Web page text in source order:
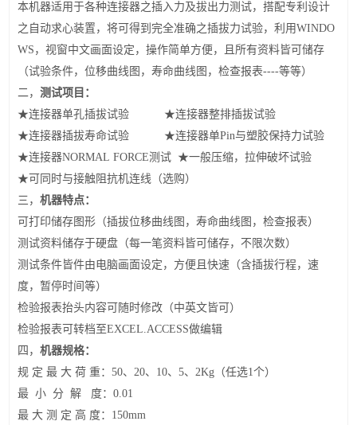
本机器适用于各种连接器之插入力及拔出力测试，搭配专利设计
之自动求心装置，将可得到完全准确之插拔力试验，利用WINDO
WS ，视窗中文画面设定，操作简单方便，且所有资料皆可储存
（试验条件，位移曲线图，寿命曲线图，检查报表----等等）
二，测试项目：
★连接器单孔插拔试验 ★连接器整排插拔试验
★连接器插拔寿命试验 ★连接器单Pin与塑胶保持力试验
★连接器NORMAL FORCE测试 ★一般压缩，拉伸破坏试验
★可同时与接触阻抗机连线（选购）
三，机器特点：
可打印储存图形（插拔位移曲线图，寿命曲线图，检查报表）
测试资料储存于硬盘（每一笔资料皆可储存，不限次数）
测试条件皆件由电脑画面设定，方便且快速（含插拔行程，速
度，暂停时间等）
检验报表抬头内容可随时修改（中英文皆可）
检验报表可转档至EXCEL.ACCESS做编辑
四，机器规格：
规 定 最 大 荷 重：50、20、 10、5、2Kg （任选1个）
最 小 分 解 度：0.01
最 大 测 定 高 度： 150mm